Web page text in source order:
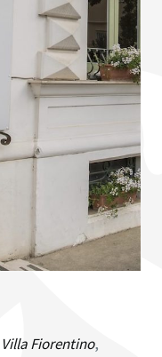
Villa Fiorentino,